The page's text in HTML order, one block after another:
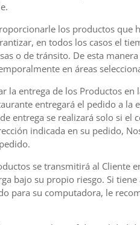
los productos que
en todos los casos el
o de tránsito. De esta
en áreas
la entrega de los Productos
entregará el pedido a
entrega se realizará solo si
indicada en su pedido,
se transmitirá al
bajo su propio riesgo. Si
para su computadora, le